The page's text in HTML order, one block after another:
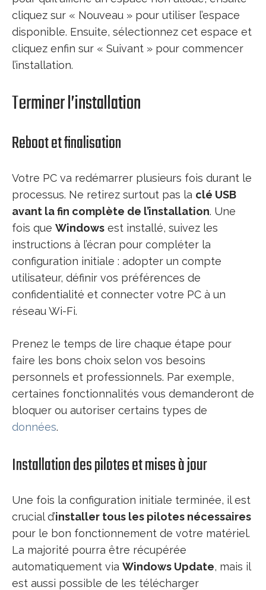
cliquez sur « Nouveau » pour utiliser l’espace
disponible. Ensuite, sélectionnez cet espace et
cliquez enfin sur « Suivant » pour commencer
l’installation.
Terminer l’installation
Reboot et finalisation
Votre PC va redémarrer plusieurs fois durant le
processus. Ne retirez surtout pas la clé USB
avant la fin complète de l’installation. Une
fois que Windows est installé, suivez les
instructions à l’écran pour compléter la
configuration initiale : adopter un compte
utilisateur, définir vos préférences de
confidentialité et connecter votre PC à un
réseau Wi-Fi.
Prenez le temps de lire chaque étape pour
faire les bons choix selon vos besoins
personnels et professionnels. Par exemple,
certaines fonctionnalités vous demanderont de
bloquer ou autoriser certains types de
données.
Installation des pilotes et mises à jour
Une fois la configuration initiale terminée, il est
crucial d’installer tous les pilotes nécessaires
pour le bon fonctionnement de votre matériel.
La majorité pourra être récupérée
automatiquement via Windows Update, mais il
est aussi possible de les télécharger